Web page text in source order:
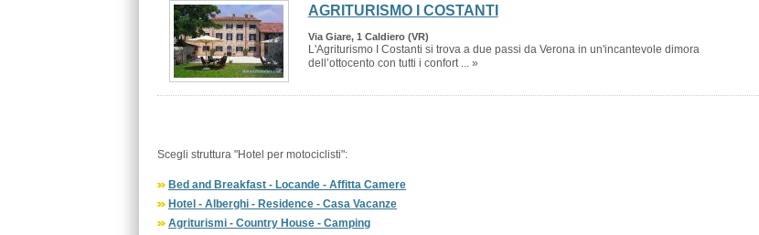
AGRITURISMO I COSTANTI
Via Giare, 1 Caldiero (VR)
L'Agriturismo I Costanti si trova a due passi da Verona in un'incantevole dimora
dell’ottocento con tutti i confort ... »
Scegli struttura "Hotel per motociclisti":
Bed and Breakfast - Locande - Affitta Camere
Hotel - Alberghi - Residence - Casa Vacanze
Agriturismi - Country House - Camping